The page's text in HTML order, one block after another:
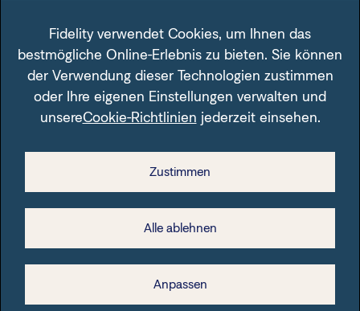
Im Fondsfinder der FFB unter der angegebenen ISIN.
Rechtliche Hinweise
Nützliche Informationen
Fidelity verwendet Cookies, um Ihnen das
bestmögliche Online-Erlebnis zu bieten. Sie können
der Verwendung dieser Technologien zustimmen
oder Ihre eigenen Einstellungen verwalten und
unsereCookie-Richtlinien jederzeit einsehen.
Zustimmen
Alle ablehnen
Anpassen